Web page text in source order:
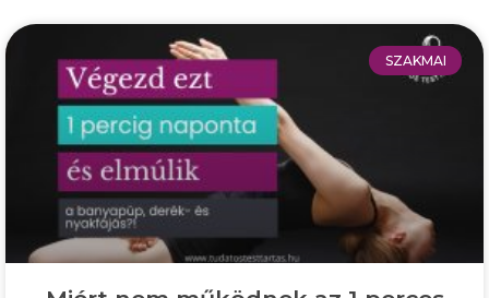
SZAKMAI